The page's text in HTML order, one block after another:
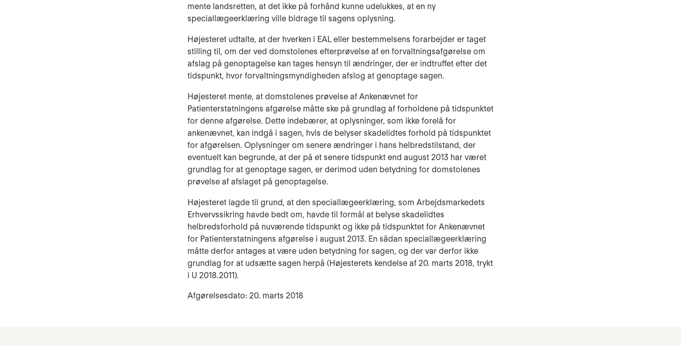
mente landsretten, at det ikke på forhånd kunne udelukkes, at en ny
speciallægeerklæring ville bidrage til sagens oplysning.
Højesteret udtalte, at der hverken i EAL eller bestemmelsens forarbejder er taget
stilling til, om der ved domstolenes efterprøvelse af en forvaltningsafgørelse om
afslag på genoptagelse kan tages hensyn til ændringer, der er indtruffet efter det
tidspunkt, hvor forvaltningsmyndigheden afslog at genoptage sagen.
Højesteret mente, at domstolenes prøvelse af Ankenævnet for
Patienterstatningens afgørelse måtte ske på grundlag af forholdene på tidspunktet
for denne afgørelse. Dette indebærer, at oplysninger, som ikke forelå for
ankenævnet, kan indgå i sagen, hvis de belyser skadelidtes forhold på tidspunktet
for afgørelsen. Oplysninger om senere ændringer i hans helbredstilstand, der
eventuelt kan begrunde, at der på et senere tidspunkt end august 2013 har været
grundlag for at genoptage sagen, er derimod uden betydning for domstolenes
prøvelse af afslaget på genoptagelse.
Højesteret lagde til grund, at den speciallægeerklæring, som Arbejdsmarkedets
Erhvervssikring havde bedt om, havde til formål at belyse skadelidtes
helbredsforhold på nuværende tidspunkt og ikke på tidspunktet for Ankenævnet
for Patienterstatningens afgørelse i august 2013. En sådan speciallægeerklæring
måtte derfor antages at være uden betydning for sagen, og der var derfor ikke
grundlag for at udsætte sagen herpå (Højesterets kendelse af 20. marts 2018, trykt
i U 2018.2011).
Afgørelsesdato: 20. marts 2018